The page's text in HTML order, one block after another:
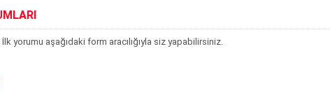
yorumu aşağıdaki form aracılığıyla siz yapabilirsiniz.